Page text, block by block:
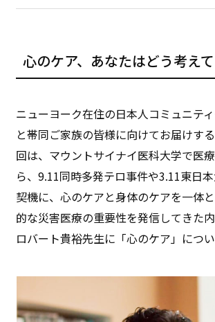
心のケア、あなたはどう考え
ニューヨーク在住の日本人コミュニテ
と帯同ご家族の皆様に向けてお届けす
回は、マウントサイナイ医科大学で医
ら、9.11同時多発テロ事件や3.11東日
契機に、心のケアと身体のケアを一体
的な災害医療の重要性を発信してきた
ロバート貴裕先生に「心のケア」につい